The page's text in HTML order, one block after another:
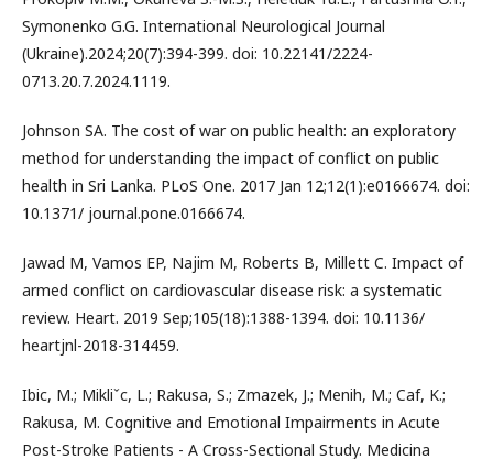
Symonenko G.G. International Neurological Journal
(Ukraine).2024;20(7):394-399. doi: 10.22141/2224-
0713.20.7.2024.1119.
Johnson SA. The cost of war on public health: an exploratory
method for understanding the impact of conflict on public
health in Sri Lanka. PLoS One. 2017 Jan 12;12(1):e0166674. doi:
10.1371/ journal.pone.0166674.
Jawad M, Vamos EP, Najim M, Roberts B, Millett C. Impact of
armed conflict on cardiovascular disease risk: a systematic
review. Heart. 2019 Sep;105(18):1388-1394. doi: 10.1136/
heartjnl-2018-314459.
Ibic, M.; Mikliˇc, L.; Rakusa, S.; Zmazek, J.; Menih, M.; Caf, K.;
Rakusa, M. Cognitive and Emotional Impairments in Acute
Post-Stroke Patients - A Cross-Sectional Study. Medicina